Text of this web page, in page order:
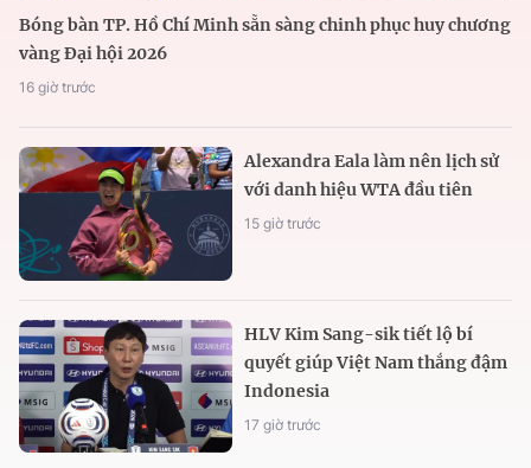
Bóng bàn TP. Hồ Chí Minh sẵn sàng chinh phục huy chương
vàng Đại hội 2026
16 giờ trước
Alexandra Eala làm nên lịch sử
với danh hiệu WTA đầu tiên
15 giờ trước
HLV Kim Sang-sik tiết lộ bí
quyết giúp Việt Nam thắng đậm
Indonesia
17 giờ trước